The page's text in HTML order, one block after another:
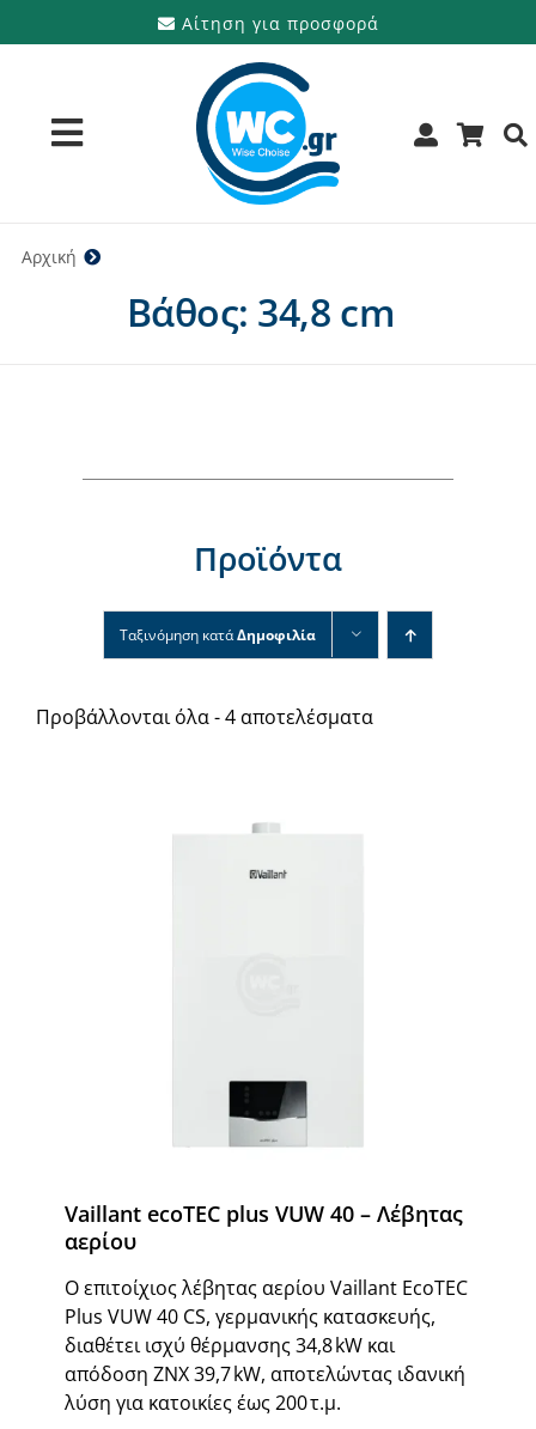
στο
Αίτηση για προσφορά
Toggle
Navigation
Προϊόντα
Επικοινωνία
Αρχική
Βάθος: 34,8 cm
Προϊόντα
Ταξινόμηση κατάΔημοφιλία
Προβάλλονται όλα - 4 αποτελέσματα
Vaillant ecoTEC plus VUW 40 – Λέβητας
αερίου
Ο επιτοίχιος λέβητας αερίου Vaillant EcoTEC
Plus VUW 40 CS, γερμανικής κατασκευής,
διαθέτει ισχύ θέρμανσης 34,8 kW και
απόδοση ΖΝΧ 39,7 kW, αποτελώντας ιδανική
λύση για κατοικίες έως 200 τ.μ.